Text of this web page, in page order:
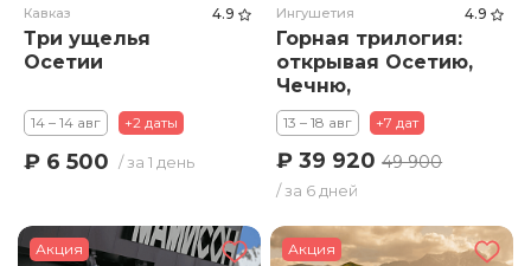
Кавказ 4.9
Три ущелья
Осетии
14 – 14 авг +2 даты
₽ 6 500 / за 1 день
Ингушетия 4.9
Горная трилогия:
открывая Осетию,
Чечню,
Ингушетию.
13 – 18 авг +7 дат
₽ 39 92049 900
/ за 6 дней
Акция Акция